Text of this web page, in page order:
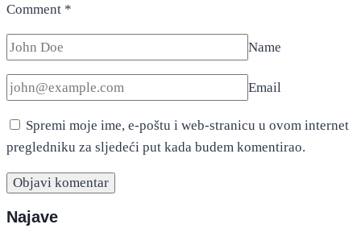
Comment *
Name
Email
Spremi moje ime, e-poštu i web-stranicu u ovom internet
pregledniku za sljedeći put kada budem komentirao.
Najave